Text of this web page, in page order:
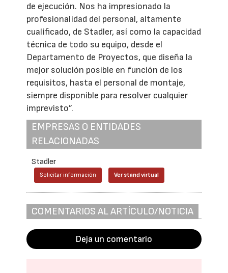
de ejecución. Nos ha impresionado la
profesionalidad del personal, altamente
cualificado, de Stadler, así como la capacidad
técnica de todo su equipo, desde el
Departamento de Proyectos, que diseña la
mejor solución posible en función de los
requisitos, hasta el personal de montaje,
siempre disponible para resolver cualquier
imprevisto”.
EMPRESAS O ENTIDADES
RELACIONADAS
Stadler
Solicitar información Ver stand virtual
COMENTARIOS AL ARTÍCULO/NOTICIA
Deja un comentario